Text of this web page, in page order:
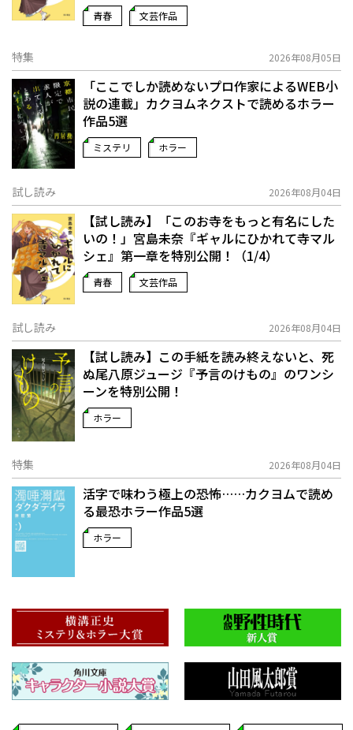
青春 文芸作品
特集 2026年08月05日
「ここでしか読めないプロ作家によるWEB小
説の連載」――カクヨムネクストで読めるホラー
作品5選
ミステリ ホラー
試し読み 2026年08月04日
【試し読み】「このお寺をもっと有名にした
いの！」宮島未奈『ギャルにひかれて寺マル
シェ』第一章を特別公開！（1/4）
青春 文芸作品
試し読み 2026年08月04日
【試し読み】この手紙を読み終えないと、死
ぬ――尾八原ジュージ『予言のけもの』のワンシ
ーンを特別公開！
ホラー
特集 2026年08月04日
活字で味わう極上の恐怖……カクヨムで読め
る最恐ホラー作品5選
ホラー